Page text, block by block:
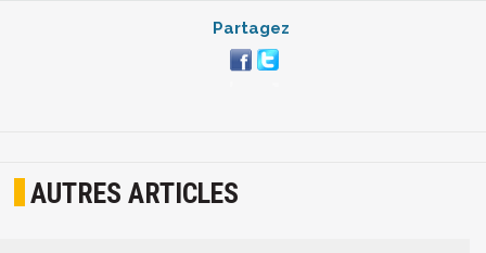
Partagez
AUTRES ARTICLES